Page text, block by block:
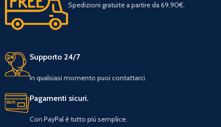
Spedizioni gratuite a partire da 69,90€.
Supporto 24/7
In qualsiasi momento puoi contattarci.
Pagamenti sicuri.
Con PayPal è tutto più semplice.